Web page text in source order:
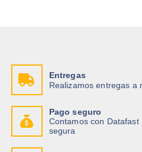
Entregas
Realizamos entregas a
Pago seguro
Contamos con
segura